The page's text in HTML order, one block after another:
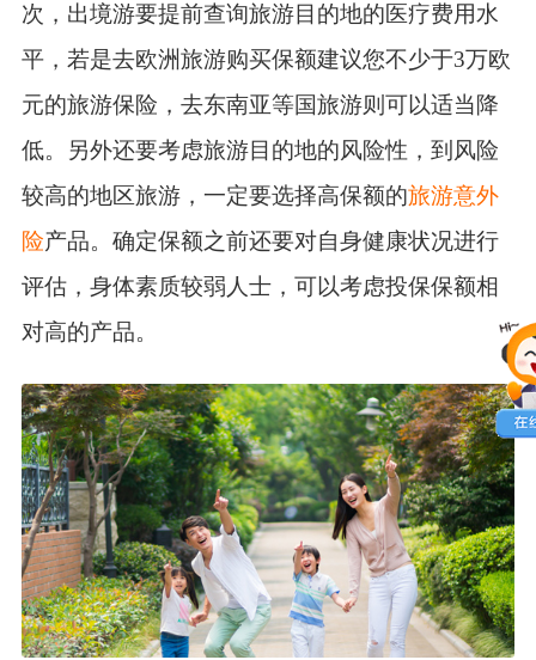
次，出境游要提前查询旅游目的地的医疗费用水
平，若是去欧洲旅游购买保额建议您不少于3万欧
元的旅游保险，去东南亚等国旅游则可以适当降
低。另外还要考虑旅游目的地的风险性，到风险
较高的地区旅游，一定要选择高保额的旅游意外
险产品。确定保额之前还要对自身健康状况进行
评估，身体素质较弱人士，可以考虑投保保额相
对高的产品。